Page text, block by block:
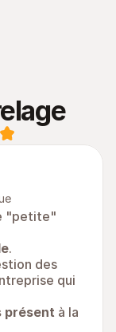
"petite"
.
des
qui
présent à la